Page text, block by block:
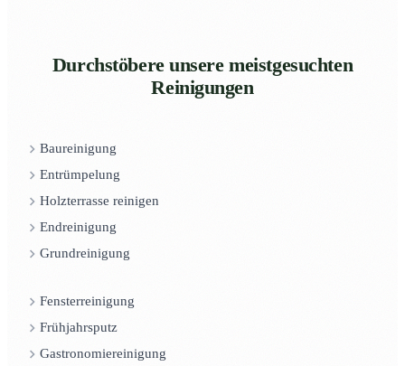
Durchstöbere unsere meistgesuchten
Reinigungen
Baureinigung
Entrümpelung
Holzterrasse reinigen
Endreinigung
Grundreinigung
Fensterreinigung
Frühjahrsputz
Gastronomiereinigung